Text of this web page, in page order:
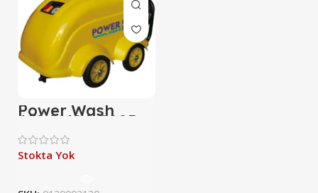
Power Wash
APW-VQA-200P
Basınçlı Yıkama
Makines
Stokta Yok